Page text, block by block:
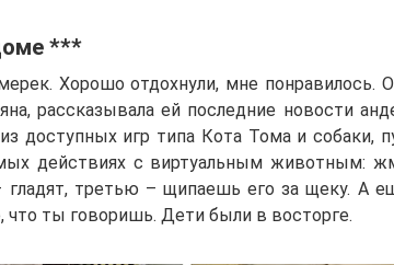
***
Хорошо отдохнули, мне понравилось.
рассказывала ей последние новости
доступных игр типа Кота Тома и собаки,
действиях с виртуальным животным:
третью – щипаешь его за щеку. А
что ты говоришь. Дети были в восторге.